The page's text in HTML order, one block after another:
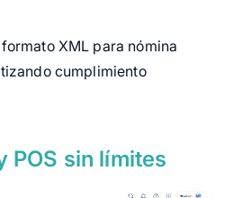
XML para nómina
cumplimiento
POS sin límites